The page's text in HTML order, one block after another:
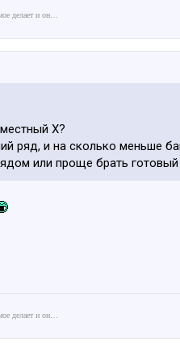
делает и он…
Х?
ряд, и на сколько меньше
или проще брать готовый
делает и он…